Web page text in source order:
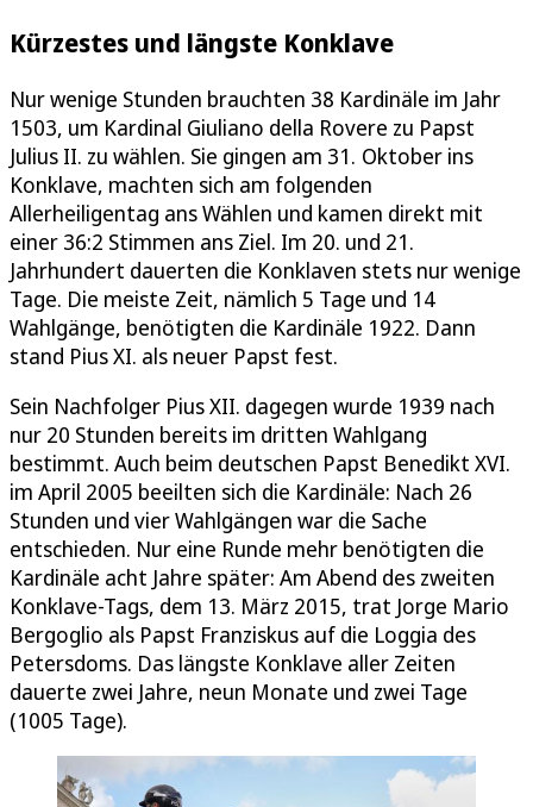
Kürzestes und längste Konklave
Nur wenige Stunden brauchten 38 Kardinäle im Jahr
1503, um Kardinal Giuliano della Rovere zu Papst
Julius II. zu wählen. Sie gingen am 31. Oktober ins
Konklave, machten sich am folgenden
Allerheiligentag ans Wählen und kamen direkt mit
einer 36:2 Stimmen ans Ziel. Im 20. und 21.
Jahrhundert dauerten die Konklaven stets nur wenige
Tage. Die meiste Zeit, nämlich 5 Tage und 14
Wahlgänge, benötigten die Kardinäle 1922. Dann
stand Pius XI. als neuer Papst fest.
Sein Nachfolger Pius XII. dagegen wurde 1939 nach
nur 20 Stunden bereits im dritten Wahlgang
bestimmt. Auch beim deutschen Papst Benedikt XVI.
im April 2005 beeilten sich die Kardinäle: Nach 26
Stunden und vier Wahlgängen war die Sache
entschieden. Nur eine Runde mehr benötigten die
Kardinäle acht Jahre später: Am Abend des zweiten
Konklave-Tags, dem 13. März 2015, trat Jorge Mario
Bergoglio als Papst Franziskus auf die Loggia des
Petersdoms. Das längste Konklave aller Zeiten
dauerte zwei Jahre, neun Monate und zwei Tage
(1005 Tage).